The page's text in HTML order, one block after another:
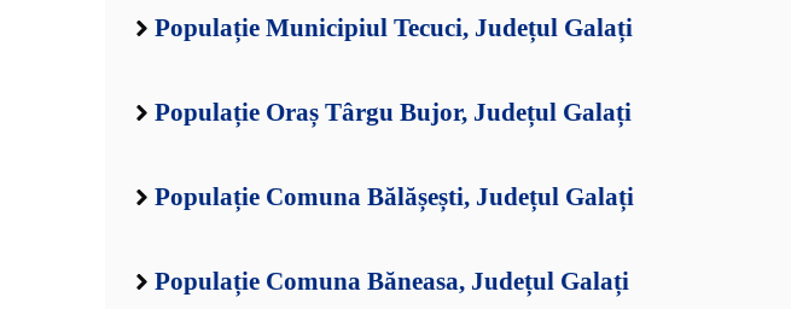
Populație Municipiul Tecuci, Județul Galați
Populație Oraș Târgu Bujor, Județul Galați
Populație Comuna Bălășești, Județul Galați
Populație Comuna Băneasa, Județul Galați